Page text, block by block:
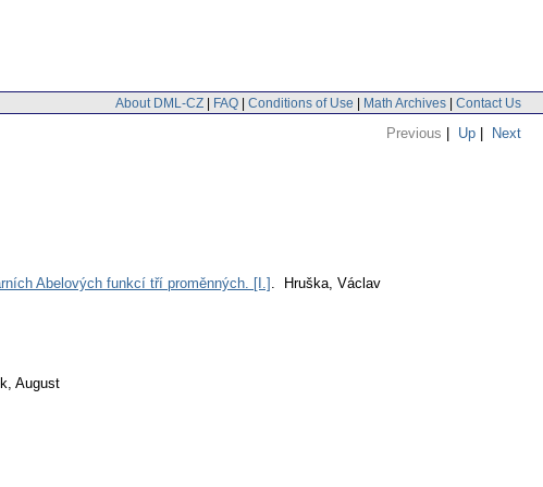
About DML-CZ | FAQ | Conditions of Use | Math Archives | Contact Us
Previous | Up | Next
Abelových funkcí tří proměnných. [I.] . Hruška, Václav
August